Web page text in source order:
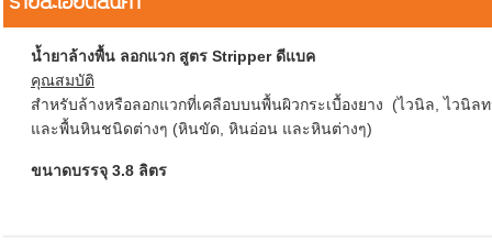
น้ำยาล้างพื้น ลอกแวก สูตร Stripper ดีแบค
คุณสมบัติ
สำหรับล้างหรือลอกแวกที่เคลือบบนพื้นผิวกระเบื้องยาง (ไวนิล, ไวนิล
และพื้นหินชนิดต่างๆ (หินขัด, หินอ่อน และหินต่างๆ)
ขนาดบรรจุ 3.8 ลิตร